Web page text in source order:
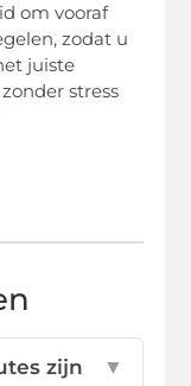
om vooraf
zodat u
juiste
stress
zijn
▼